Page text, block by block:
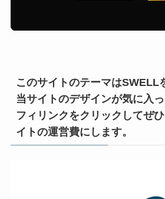
このサイトのテーマはSWELL
当サイトのデザインが気に入
フィリンクをクリックしてぜ
イトの運営費にします。